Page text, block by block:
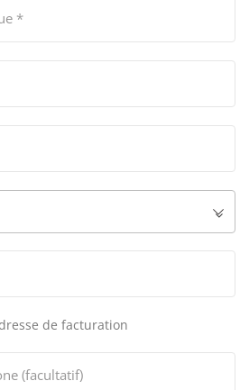
*
de facturation
(facultatif)